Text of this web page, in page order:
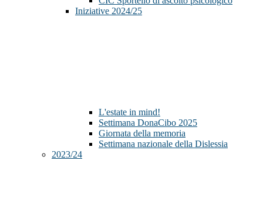
Iniziative 2024/25
L'estate in mind!
Settimana DonaCibo 2025
Giornata della memoria
Settimana nazionale della Dislessia
2023/24